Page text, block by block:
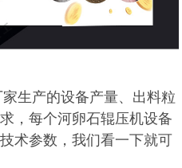
生产的设备产量、出料粒
，每个河卵石辊压机设备
术参数，我们看一下就可